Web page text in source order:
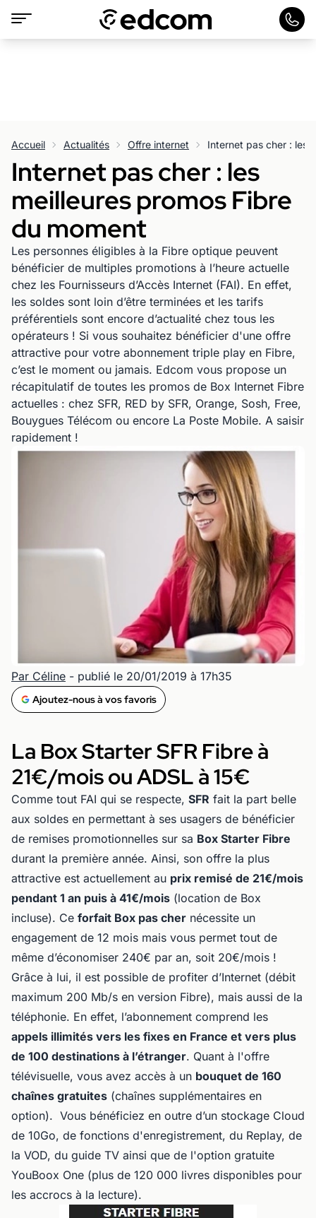
Accueil Actualités Offre internet
Internet pas cher : les
meilleures promos Fibre
du moment
Les personnes éligibles à la Fibre optique peuvent
bénéficier de multiples promotions à l’heure actuelle
chez les Fournisseurs d’Accès Internet (FAI). En effet,
les soldes sont loin d’être terminées et les tarifs
préférentiels sont encore d’actualité chez tous les
opérateurs ! Si vous souhaitez bénéficier d'une offre
attractive pour votre abonnement triple play en Fibre,
c’est le moment ou jamais. Edcom vous propose un
récapitulatif de toutes les promos de Box Internet Fibre
actuelles : chez SFR, RED by SFR, Orange, Sosh, Free,
Bouygues Télécom ou encore La Poste Mobile. A saisir
rapidement !
Par Céline - publié le 20/01/2019 à 17h35
Ajoutez-nous à vos favoris
La Box Starter SFR Fibre à
21€/mois ou ADSL à 15€
Comme tout FAI qui se respecte, SFR fait la part belle
aux soldes en permettant à ses usagers de bénéficier
de remises promotionnelles sur sa Box Starter Fibre
durant la première année. Ainsi, son offre la plus
attractive est actuellement au prix remisé de 21€/mois
pendant 1 an puis à 41€/mois (location de Box
incluse). Ce forfait Box pas cher nécessite un
engagement de 12 mois mais vous permet tout de
même d’économiser 240€ par an, soit 20€/mois !
Grâce à lui, il est possible de profiter d’Internet (débit
maximum 200 Mb/s en version Fibre), mais aussi de la
téléphonie. En effet, l’abonnement comprend les
appels illimités vers les fixes en France et vers plus
de 100 destinations à l’étranger. Quant à l'offre
télévisuelle, vous avez accès à un bouquet de 160
chaînes gratuites (chaînes supplémentaires en
option). Vous bénéficiez en outre d’un stockage Cloud
de 10Go, de fonctions d'enregistrement, du Replay, de
la VOD, du guide TV ainsi que de l'option gratuite
YouBoox One (plus de 120 000 livres disponibles pour
les accrocs à la lecture).